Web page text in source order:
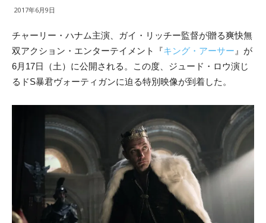
2017年6月9日
チャーリー・ハナム主演、ガイ・リッチー監督が贈る爽快無
双アクション・エンターテイメント『キング・アーサー 』が
6月17日（土）に公開される。この度、ジュード・ロウ演じ
るドS暴君ヴォーティガンに迫る特別映像が到着した。